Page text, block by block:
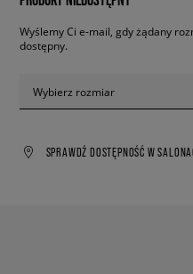
Wyślemy Ci e-mail, gdy żądany
dostępny.
Wybierz rozmiar
SPRAWDŹ DOSTĘPNOŚĆ W